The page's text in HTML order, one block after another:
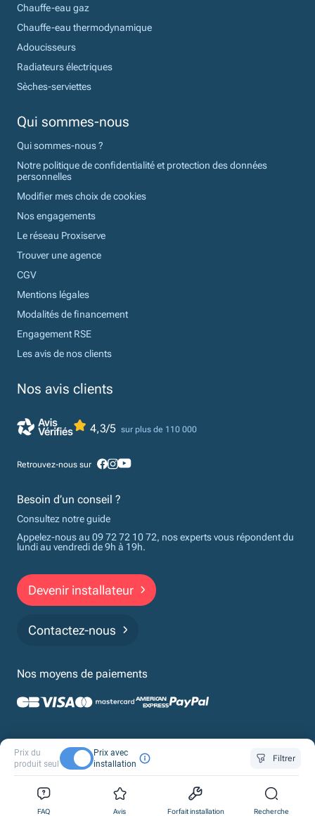
Chauffe-eau gaz
Chauffe-eau thermodynamique
Adoucisseurs
Radiateurs électriques
Sèches-serviettes
Qui sommes-nous
Qui sommes-nous ?
Notre politique de confidentialité et protection des données
personnelles
Modifier mes choix de cookies
Nos engagements
Le réseau Proxiserve
Trouver une agence
CGV
Mentions légales
Modalités de financement
Engagement RSE
Les avis de nos clients
Nos avis clients
4,3/5 sur plus de 110 000
Retrouvez-nous sur
Besoin d’un conseil ?
Consultez notre guide
Appelez-nous au 09 72 72 10 72, nos experts vous répondent du
lundi au vendredi de 9h à 19h.
Devenir installateur
Contactez-nous
Nos moyens de paiements
Politique de confidentialité
Financements
© 2026 Monchauffagisteprivé par Proxiserve. Tous droits réservés
Design & Développement by Tod.
Prix du
produit seul
Prix avec
installation
Filtrer
FAQ Avis Forfait installation Recherche